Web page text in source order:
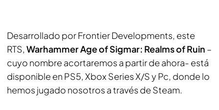
Desarrollado por Frontier Developments, este
RTS, Warhammer Age of Sigmar: Realms of Ruin –
cuyo nombre acortaremos a partir de ahora- está
disponible en PS5, Xbox Series X/S y Pc, donde lo
hemos jugado nosotros a través de Steam.